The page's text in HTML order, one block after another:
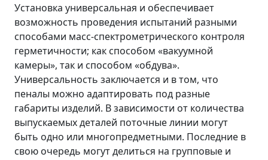
Установка универсальная и обеспечивает
возможность проведения испытаний разными
способами масс-спектрометрического контроля
герметичности; как способом «вакуумной
камеры», так и способом «обдува».
Универсальность заключается и в том, что
пеналы можно адаптировать под разные
габариты изделий. В зависимости от количества
выпускаемых деталей поточные линии могут
быть одно или многопредметными. Последние в
свою очередь могут делиться на групповые и